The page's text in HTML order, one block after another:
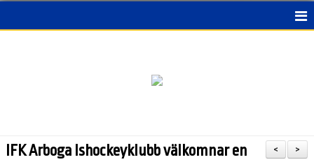
>
<
IFK Arboga Ishockeyklubb välkomnar en